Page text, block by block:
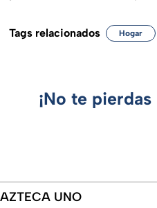
Tags relacionados Hogar
¡No te
UNO